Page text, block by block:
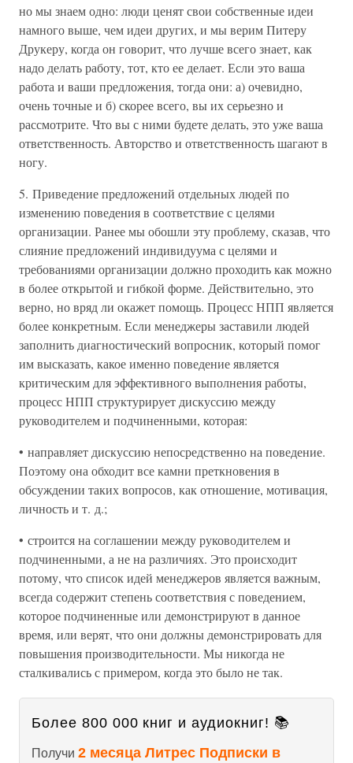
но мы знаем одно: люди ценят свои собственные идеи
намного выше, чем идеи других, и мы верим Питеру
Друкеру, когда он говорит, что лучше всего знает, как
надо делать работу, тот, кто ее делает. Если это ваша
работа и ваши предложения, тогда они: а) очевидно,
очень точные и б) скорее всего, вы их серьезно и
рассмотрите. Что вы с ними будете делать, это уже ваша
ответственность. Авторство и ответственность шагают в
ногу.
5. Приведение предложений отдельных людей по
изменению поведения в соответствие с целями
организации. Ранее мы обошли эту проблему, сказав, что
слияние предложений индивидуума с целями и
требованиями организации должно проходить как можно
в более открытой и гибкой форме. Действительно, это
верно, но вряд ли окажет помощь. Процесс НПП является
более конкретным. Если менеджеры заставили людей
заполнить диагностический вопросник, который помог
им высказать, какое именно поведение является
критическим для эффективного выполнения работы,
процесс НПП структурирует дискуссию между
руководителем и подчиненными, которая:
• направляет дискуссию непосредственно на поведение.
Поэтому она обходит все камни преткновения в
обсуждении таких вопросов, как отношение, мотивация,
личность и т. д.;
• строится на соглашении между руководителем и
подчиненными, а не на различиях. Это происходит
потому, что список идей менеджеров является важным,
всегда содержит степень соответствия с поведением,
которое подчиненные или демонстрируют в данное
время, или верят, что они должны демонстрировать для
повышения производительности. Мы никогда не
сталкивались с примером, когда это было не так.
Более 800 000 книг и аудиокниг! 📚
Получи 2 месяца Литрес Подписки в